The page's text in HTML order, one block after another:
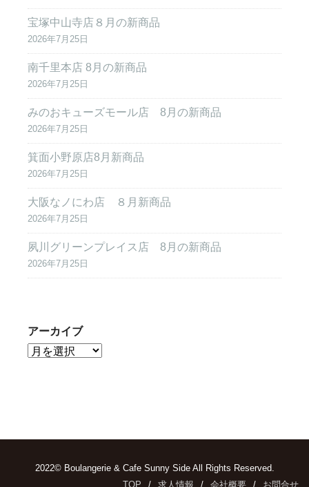
宝塚中山寺店８月の新商品
2026年7月25日
南千里本店 8月の新商品
2026年7月25日
みのおキューズモール店 8月の新商品
2026年7月25日
箕面小野原店8月新商品
2026年7月25日
大阪なノにわ店 ８月新商品
2026年7月25日
夙川グリーンプレイス店 8月の新商品
2026年7月25日
アーカイブ
2022© Boulangerie & Cafe Sunny Side All Rights Reserved.
TOP
求人情報 会社概要 お問合せ